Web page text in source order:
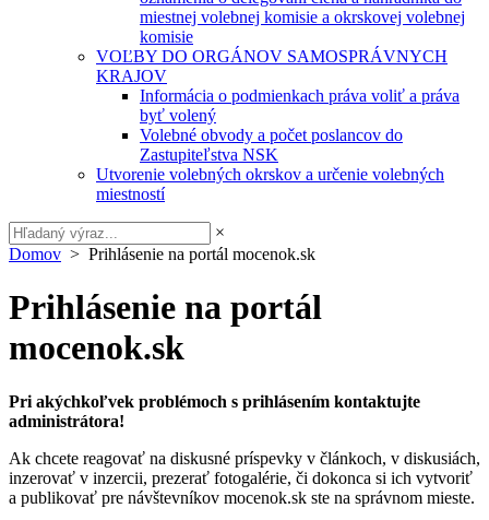
miestnej volebnej komisie a okrskovej volebnej
komisie
VOĽBY DO ORGÁNOV SAMOSPRÁVNYCH
KRAJOV
Informácia o podmienkach práva voliť a práva
byť volený
Volebné obvody a počet poslancov do
Zastupiteľstva NSK
Utvorenie volebných okrskov a určenie volebných
miestností
×
Domov > Prihlásenie na portál mocenok.sk
Prihlásenie na portál
mocenok.sk
Pri akýchkoľvek problémoch s prihlásením kontaktujte
administrátora!
Ak chcete reagovať na diskusné príspevky v článkoch, v diskusiách,
inzerovať v inzercii, prezerať fotogalérie, či dokonca si ich vytvoriť
a publikovať pre návštevníkov mocenok.sk ste na správnom mieste.